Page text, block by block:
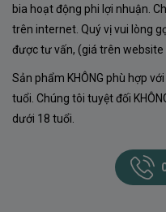
bia hoạt động phi lợi nhuận.
trên internet. Quý vị vui lòng
được tư vấn, (giá trên
Sản phẩm KHÔNG phù hợp
tuổi. Chúng tôi tuyệt đối
dưới 18 tuổi.